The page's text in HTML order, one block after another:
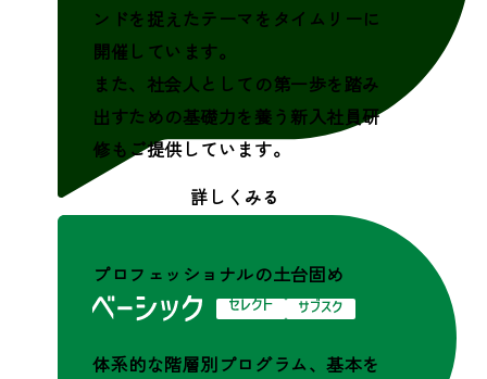
ンドを捉えたテーマをタイムリーに
開催しています。
また、社会人としての第一歩を踏み
出すための基礎力を養う新入社員研
修もご提供しています。
詳しくみる
プロフェッショナルの土台固め
体系的な階層別プログラム、基本を